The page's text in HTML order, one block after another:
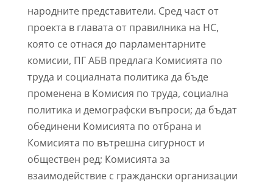
народните представители. Сред част от
проекта в главата от правилника на НС,
която се отнася до парламентарните
комисии, ПГ АБВ предлага Комисията по
труда и социалната политика да бъде
променена в Комисия по труда, социална
политика и демографски въпроси; да бъдат
обединени Комисията по отбрана и
Комисията по вътрешна сигурност и
обществен ред; Комисията за
взаимодействие с граждански организации